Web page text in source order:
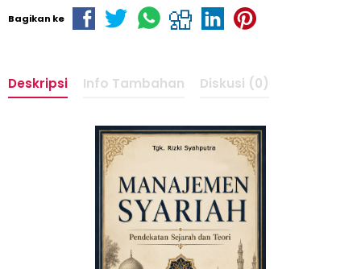
Bagikan ke
Deskripsi Info Tambahan Diskusi (0)